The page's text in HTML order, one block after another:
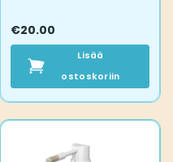
€20.00
Lisää
ostoskoriin